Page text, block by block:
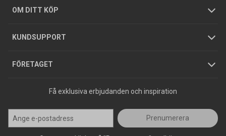
OM DITT KÖP
GDPR
KUNDSUPPORT
Köpguider
Varumärken
FÖRETAGET
Hållbarhet
Jobba hos oss
Press
Få exklusiva erbjudanden och inspiration
Prenumerera